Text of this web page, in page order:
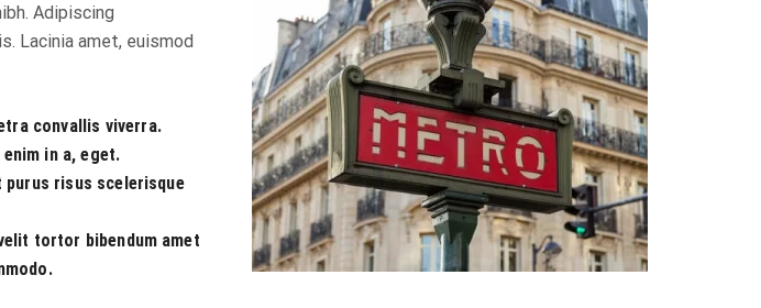
Adipiscing
Lacinia amet, euismod
convallis viverra.
in a, eget.
risus scelerisque
tortor bibendum amet